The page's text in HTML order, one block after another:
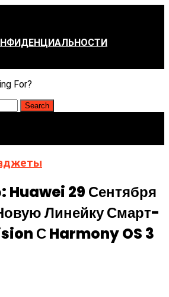
For?
Huawei 29 Сентября
Линейку Смарт-
С Harmony OS 3